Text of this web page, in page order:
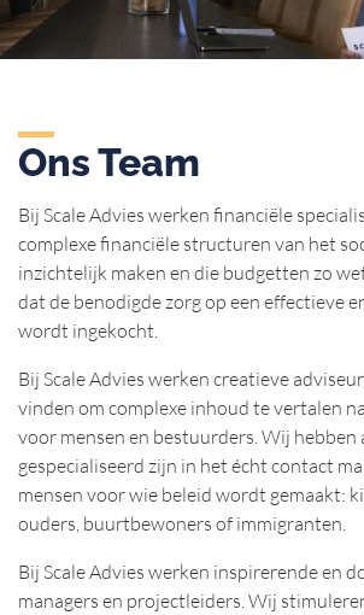
Ons Team
Bij Scale Advies werken financiële
complexe financiële structuren van het
inzichtelijk maken en die budgetten zo
dat de benodigde zorg op een effectieve
wordt ingekocht.
Bij Scale Advies werken creatieve
vinden om complexe inhoud te vertalen
voor mensen en bestuurders. Wij hebben
gespecialiseerd zijn in het écht contact
mensen voor wie beleid wordt gemaakt:
ouders, buurtbewoners of immigranten.
Bij Scale Advies werken inspirerende en
managers en projectleiders. Wij